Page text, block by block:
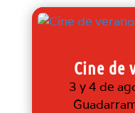
Cine de
3 y 4 de